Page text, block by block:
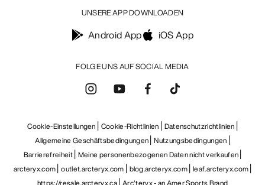
FOLGE UNS AUF SOCIAL MEDIA
UNSERE APP DOWNLOADEN
Android App iOS App
Cookie-Einstellungen Cookie-Richtlinien Datenschutzrichtlinien
Allgemeine Geschäftsbedingungen Nutzungsbedingungen
Barrierefreiheit Meine personenbezogenen Daten nicht verkaufen
arcteryx.com outlet.arcteryx.com blog.arcteryx.com leaf.arcteryx.com
https://resale.arcteryx.ca Arc'teryx - an Amer Sports Brand